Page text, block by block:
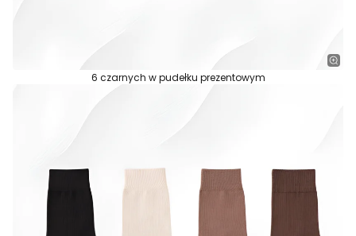
6 czarnych w pudełku prezentowym